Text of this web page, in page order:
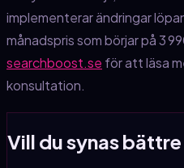
implementerar ändringar
månadspris som börjar på 3
searchboost.se för att läsa
konsultation.
Vill du synas